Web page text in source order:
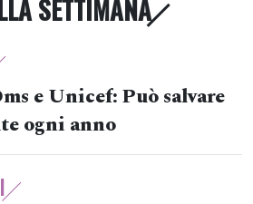
SETTIMANA
e Unicef: Può salvare
ogni anno